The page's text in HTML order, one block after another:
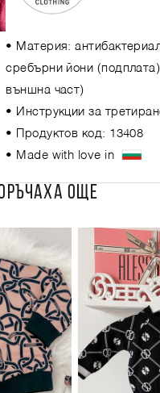
• Материя:
сребърни йони
външна част)
• Инструкции за
• Продуктов код: 13408
• Made with love in
ОЩЕ